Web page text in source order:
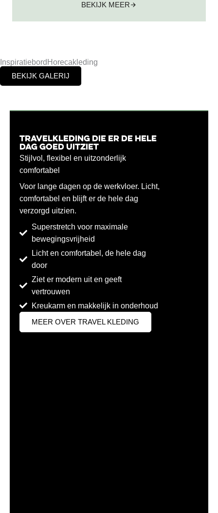
BEKIJK MEER
InspiratiebordHorecakleding
BEKIJK GALERIJ
Travelkleding die er de hele
dag goed uitziet
Stijlvol, flexibel en uitzonderlijk
comfortabel
Voor lange dagen op de werkvloer. Licht,
comfortabel en blijft er de hele dag
verzorgd uitzien.
Superstretch voor maximale
bewegingsvrijheid
Licht en comfortabel, de hele dag
door
Ziet er modern uit en geeft
vertrouwen
Kreukarm en makkelijk in onderhoud
MEER OVER TRAVEL KLEDING